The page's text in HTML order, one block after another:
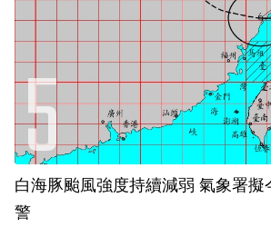
白海豚颱風強度持續減弱 氣象署
警